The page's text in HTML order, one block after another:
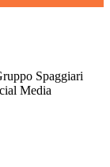
Spaggiari
Media